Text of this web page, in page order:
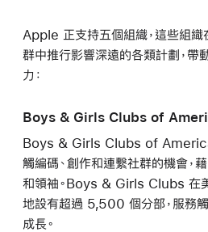
Apple 正支持五個組織，這些組織
群中推行影響深遠的各類計劃，帶
力：
Boys & Girls Clubs of
Boys & Girls Clubs of America
觸編碼、創作和連繫社群的機會，
和領袖。Boys & Girls Clubs 在
地設有超過 5,500 個分部，服務
成長。